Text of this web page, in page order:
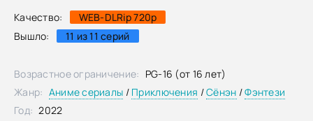
Качество:
WEB-DLRip 720p
Вышло:
11 из 11 серий
Возрастное ограничение: PG-16 (от 16 лет)
Жанр: Аниме сериалы / Приключения /Сёнэн /Фэнтези
Год: 2022